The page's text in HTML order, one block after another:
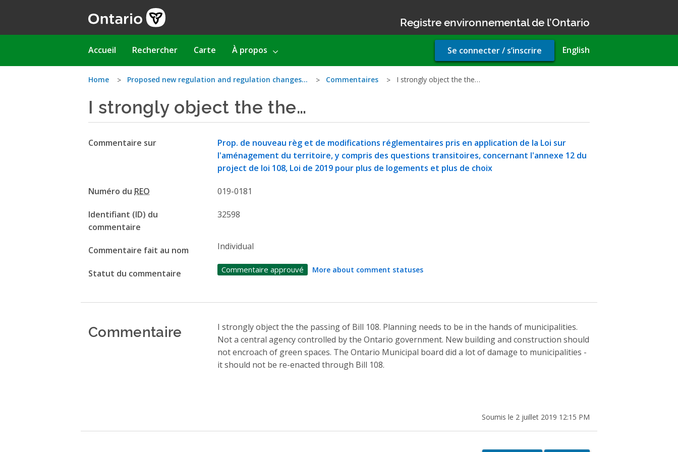
Registre environnemental de l’Ontario
Main
Accueil Rechercher Carte À propos English
User
account
Se connecter / s’inscrire
Vous
êtes
ici
Home Proposed new regulation and regulation changes… Commentaires I strongly object the the…
I strongly object the the…
Commentaire sur
Prop. de nouveau règ et de modifications réglementaires pris en application de la Loi sur
l'aménagement du territoire, y compris des questions transitoires, concernant l'annexe 12 du
project de loi 108, Loi de 2019 pour plus de logements et plus de choix
Numéro du REO 019-0181
Identifiant (ID) du
commentaire
32598
Commentaire fait au nom Individual
Statut du commentaire Commentaire approuvé More about comment statuses
Commentaire
I strongly object the the passing of Bill 108. Planning needs to be in the hands of municipalities.
Not a central agency controlled by the Ontario government. New building and construction should
not encroach of green spaces. The Ontario Municipal board did a lot of damage to municipalities -
it should not be re-enacted through Bill 108.
Soumis le 2 juillet 2019 12:15 PM